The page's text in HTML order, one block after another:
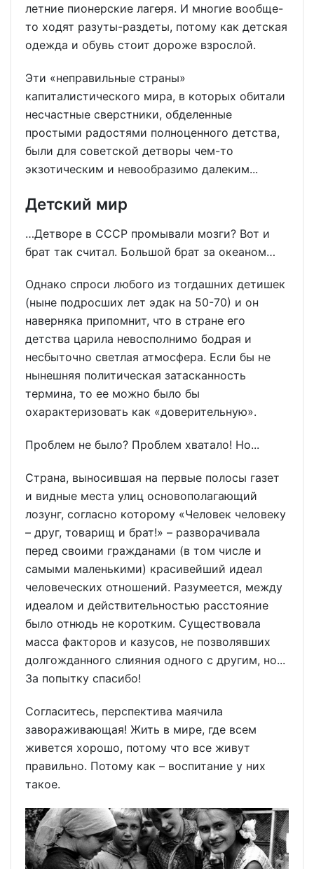
летние пионерские лагеря. И многие вообще-
то ходят разуты-раздеты, потому как детская
одежда и обувь стоит дороже взрослой.
Эти «неправильные страны»
капиталистического мира, в которых обитали
несчастные сверстники, обделенные
простыми радостями полноценного детства,
были для советской детворы чем-то
экзотическим и невообразимо далеким...
Детский мир
…Детворе в СССР промывали мозги? Вот и
брат так считал. Большой брат за океаном…
Однако спроси любого из тогдашних детишек
(ныне подросших лет эдак на 50-70) и он
наверняка припомнит, что в стране его
детства царила невосполнимо бодрая и
несбыточно светлая атмосфера. Если бы не
нынешняя политическая затасканность
термина, то ее можно было бы
охарактеризовать как «доверительную».
Проблем не было? Проблем хватало! Но...
Страна, выносившая на первые полосы газет
и видные места улиц основополагающий
лозунг, согласно которому «Человек человеку
– друг, товарищ и брат!» – разворачивала
перед своими гражданами (в том числе и
самыми маленькими) красивейший идеал
человеческих отношений. Разумеется, между
идеалом и действительностью расстояние
было отнюдь не коротким. Существовала
масса факторов и казусов, не позволявших
долгожданного слияния одного с другим, но...
За попытку спасибо!
Согласитесь, перспектива маячила
завораживающая! Жить в мире, где всем
живется хорошо, потому что все живут
правильно. Потому как – воспитание у них
такое.